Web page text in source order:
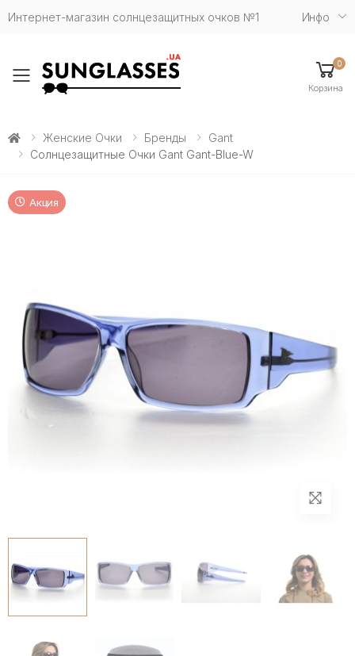
Интернет-магазин солнцезащитных очков №1 Инфо
Toggle mobile menu
0
Корзина
Женские Очки Бренды
Gant
Солнцезащитные Очки Gant Gant-Blue-W
Акция